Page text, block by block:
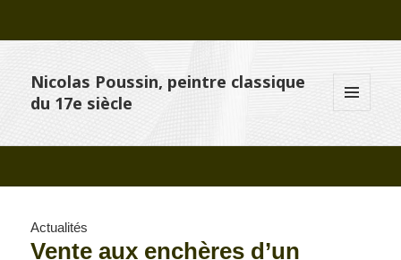
Nicolas Poussin, peintre classique
du 17e siècle
WIDGETS
Actualités
Vente aux enchères d’un